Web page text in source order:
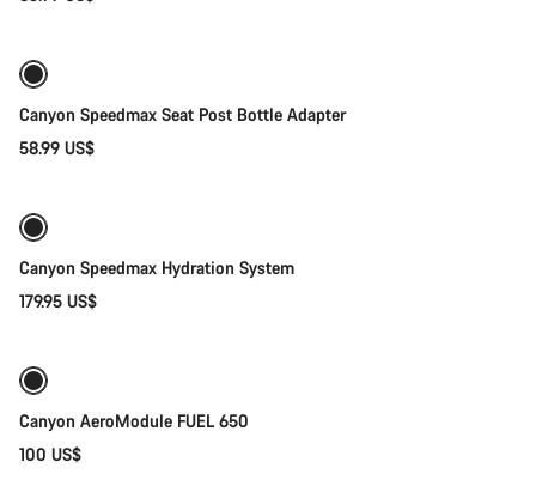
Canyon Speedmax Seat Post Bottle Adapter
58.99 US$
Canyon Speedmax Hydration System
179.95 US$
Canyon AeroModule FUEL 650
100 US$